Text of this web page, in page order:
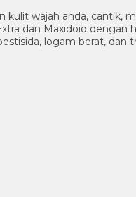
wajah anda, cantik,
dan Maxidoid dengan
logam berat,